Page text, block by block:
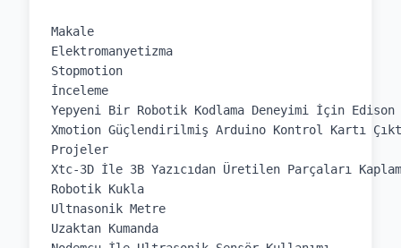
Makale
Elektromanyetizma
Stopmotion
İnceleme
Yepyeni Bir Robotik Kodlama Deneyimi İçin Edison
Xmotion Güçlendirilmiş Arduino Kontrol Kartı
Projeler
Xtc-3D İle 3B Yazıcıdan Üretilen Parçaları
Robotik Kukla
Ultnasonik Metre
Uzaktan Kumanda